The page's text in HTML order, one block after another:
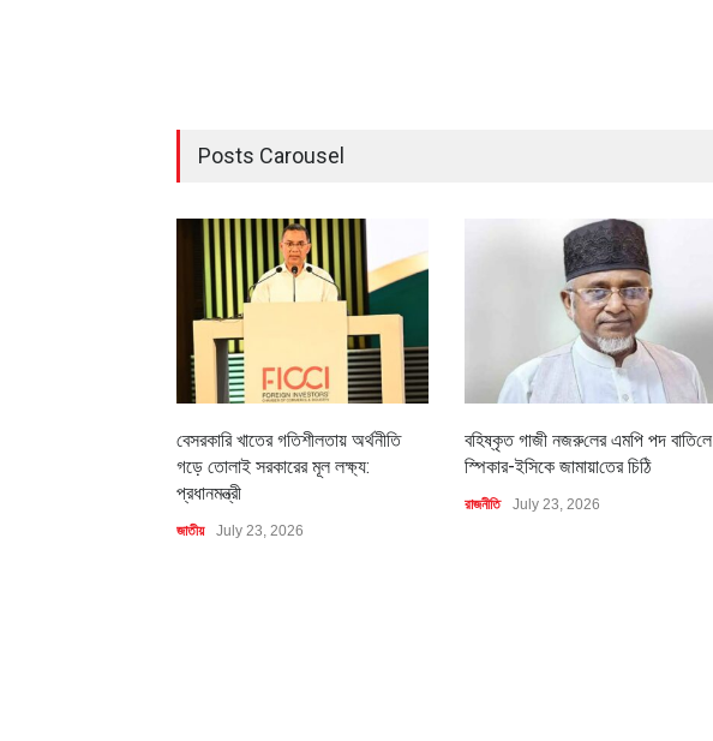
Posts Carousel
বেসরকারি খাতের গতিশীলতায় অর্থনীতি
গড়ে তোলাই সরকারের মূল লক্ষ্য:
প্রধানমন্ত্রী
জাতীয় July 23, 2026
বহিষ্কৃত গাজী নজরু‌লের এম‌পি পদ বা‌তি‌লে
স্পিকার-ইসিকে জামায়া‌তের চি‌ঠি
রাজনীতি July 23, 2026